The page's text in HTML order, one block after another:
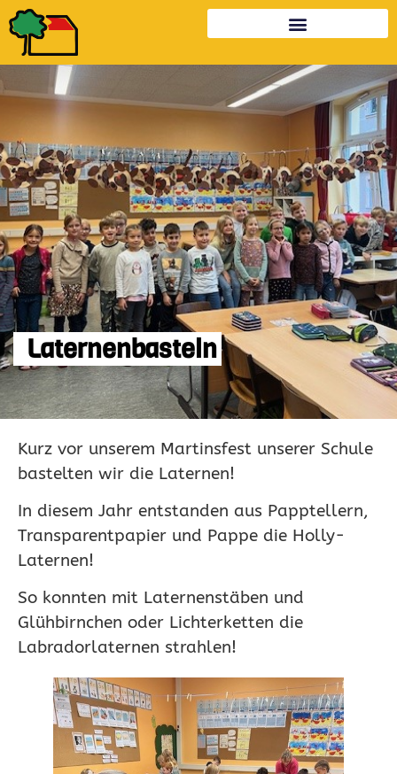
Laternenbasteln
Kurz vor unserem Martinsfest unserer Schule
bastelten wir die Laternen!
In diesem Jahr entstanden aus Papptellern,
Transparentpapier und Pappe die Holly-
Laternen!
So konnten mit Laternenstäben und
Glühbirnchen oder Lichterketten die
Labradorlaternen strahlen!